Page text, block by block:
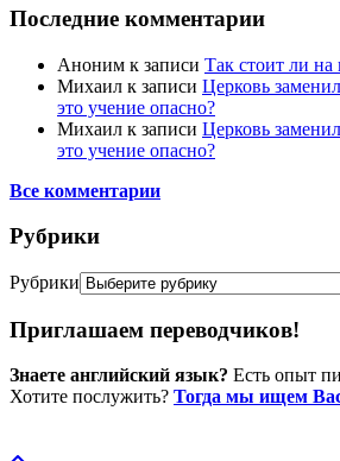
Последние комментарии
Аноним к записи Так стоит ли на
Михаил к записи Церковь
это учение опасно?
Михаил к записи Церковь
это учение опасно?
Все комментарии
Рубрики
Рубрики
Приглашаем переводчиков!
Знаете английский язык? Есть опыт
Хотите послужить? Тогда мы ищем